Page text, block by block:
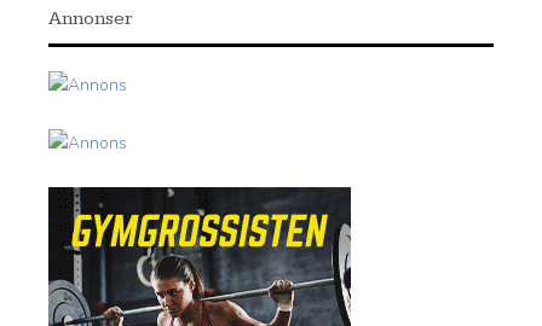
Annonser